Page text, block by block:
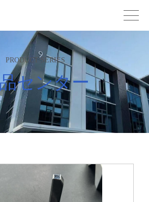
PRODUCT SERIES
センター